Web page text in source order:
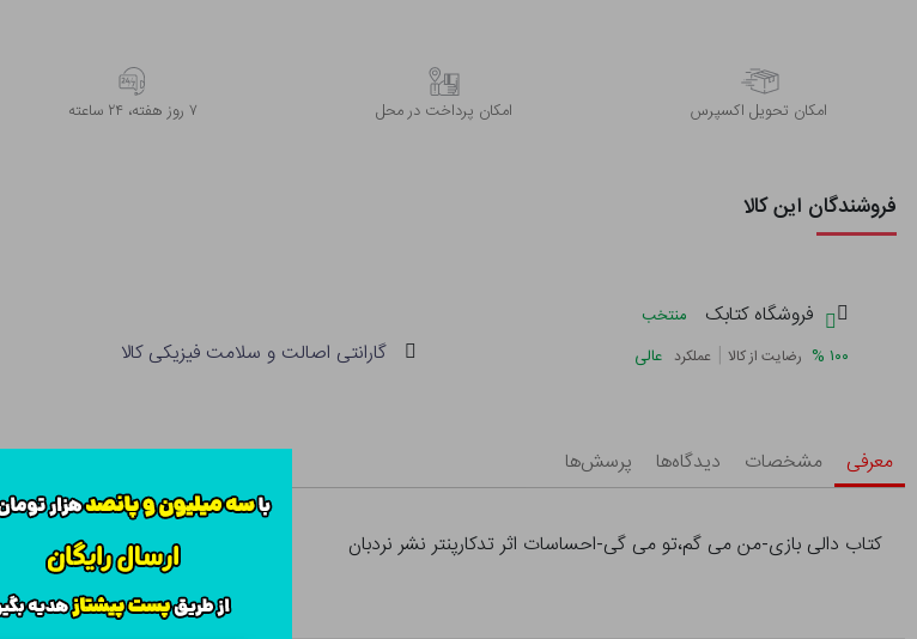
اﻣﮑﺎن ﺗﺤﻮﯾﻞ اﮐﺴﭙﺮس امکان پرداخت در محل ۷ روز ﻫﻔﺘﻪ، ۲۴ ﺳﺎﻋﺘﻪ
فروشندگان این کالا
فروشگاه کتابک
منتخب
۱۰۰ % رضایت از کالا | عملکرد عالی گارانتی اصالت و سلامت فیزیکی کالا
معرفی مشخصات دیدگاه‌ها پرسش‌ها
کتاب دالی بازی-من می گم،تو می گی-احساسات اثر تدکارپنتر نشر نردبان